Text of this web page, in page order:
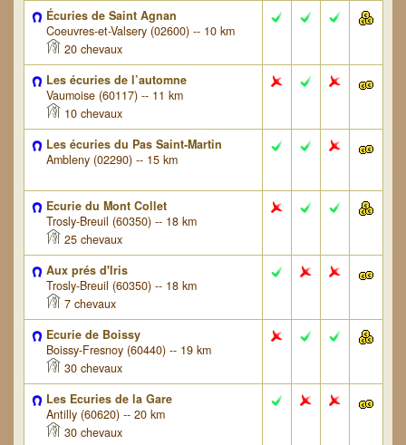
Écuries de Saint Agnan
Coeuvres-et-Valsery (02600) -- 10 km
20 chevaux
Les écuries de l’automne
Vaumoise (60117) -- 11 km
10 chevaux
Les écuries du Pas Saint-Martin
Ambleny (02290) -- 15 km
Ecurie du Mont Collet
Trosly-Breuil (60350) -- 18 km
25 chevaux
Aux prés d'Iris
Trosly-Breuil (60350) -- 18 km
7 chevaux
Ecurie de Boissy
Boissy-Fresnoy (60440) -- 19 km
30 chevaux
Les Ecuries de la Gare
Antilly (60620) -- 20 km
30 chevaux